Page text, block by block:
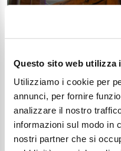
Questo sito web utilizza
Utilizziamo i cookie per
annunci, per fornire
analizzare il nostro
informazioni sul modo in
nostri partner che si